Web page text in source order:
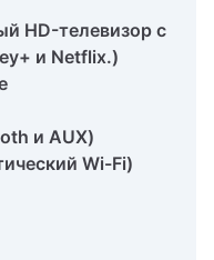
HD-телевизор с
и Netflix.)
и AUX)
Wi-Fi)